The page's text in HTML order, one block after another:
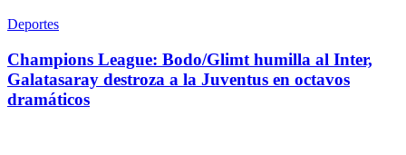
Deportes
Champions League: Bodo/Glimt humilla al Inter,
Galatasaray destroza a la Juventus en octavos
dramáticos